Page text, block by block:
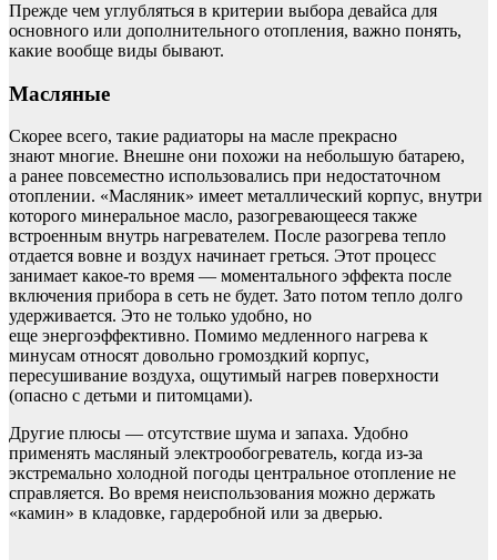
Прежде чем углубляться в критерии выбора девайса для
основного или дополнительного отопления, важно понять,
какие вообще виды бывают.
Масляные
Скорее всего, такие радиаторы на масле прекрасно
знают многие. Внешне они похожи на небольшую батарею,
а ранее повсеместно использовались при недостаточном
отоплении. «Масляник» имеет металлический корпус, внутри
которого минеральное масло, разогревающееся также
встроенным внутрь нагревателем. После разогрева тепло
отдается вовне и воздух начинает греться. Этот процесс
занимает какое-то время — моментального эффекта после
включения прибора в сеть не будет. Зато потом тепло долго
удерживается. Это не только удобно, но
еще энергоэффективно. Помимо медленного нагрева к
минусам относят довольно громоздкий корпус,
пересушивание воздуха, ощутимый нагрев поверхности
(опасно с детьми и питомцами).
Другие плюсы — отсутствие шума и запаха. Удобно
применять масляный электрообогреватель, когда из-за
экстремально холодной погоды центральное отопление не
справляется. Во время неиспользования можно держать
«камин» в кладовке, гардеробной или за дверью.